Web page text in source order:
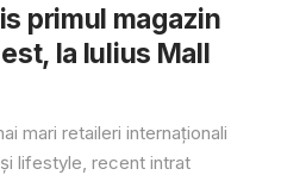
primul magazin
la Iulius Mall
mari retaileri internaționali
lifestyle, recent intrat